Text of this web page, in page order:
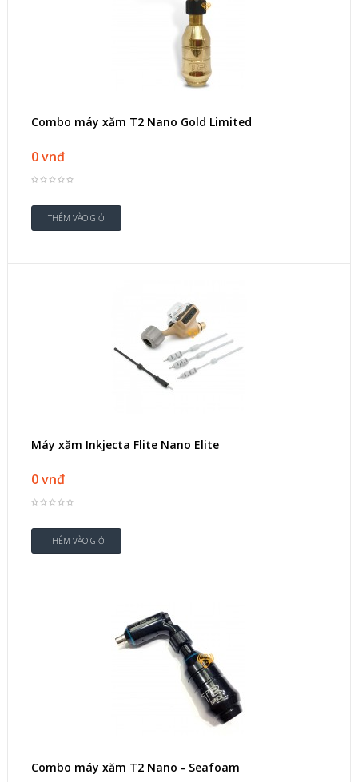
Combo máy xăm T2 Nano Gold Limited
0 vnđ
Máy xăm Inkjecta Flite Nano Elite
0 vnđ
Combo máy xăm T2 Nano - Seafoam